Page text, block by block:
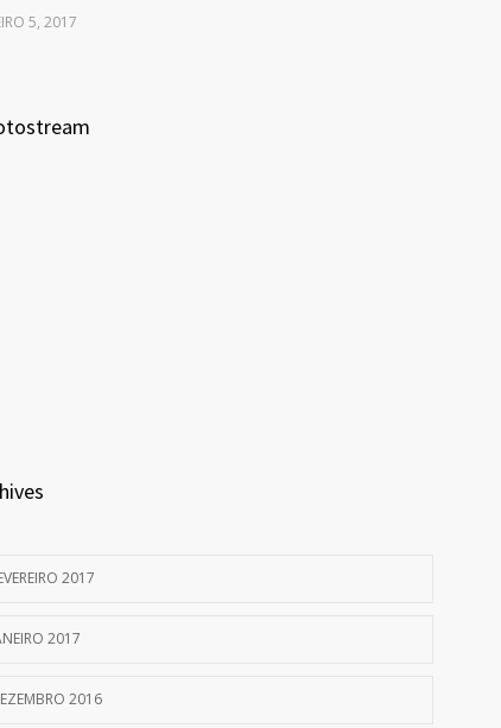
5, 2017
2017
2017
2016